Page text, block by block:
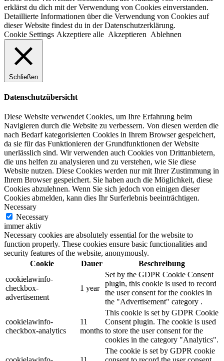
erklärst du dich mit der Verwendung von Cookies einverstanden.
Detaillierte Informationen über die Verwendung von Cookies auf
dieser Website findest du in der Datenschutzerklärung.
Cookie Settings Akzeptiere alle Akzeptieren Ablehnen
Schließen
Datenschutzübersicht
Diese Website verwendet Cookies, um Ihre Erfahrung beim
Navigieren durch die Website zu verbessern. Von diesen werden die
nach Bedarf kategorisierten Cookies in Ihrem Browser gespeichert,
da sie für das Funktionieren der Grundfunktionen der Website
unerlässlich sind. Wir verwenden auch Cookies von Drittanbietern,
die uns helfen zu analysieren und zu verstehen, wie Sie diese
Website nutzen. Diese Cookies werden nur mit Ihrer Zustimmung in
Ihrem Browser gespeichert. Sie haben auch die Möglichkeit, diese
Cookies abzulehnen. Wenn Sie sich jedoch von einigen dieser
Cookies abmelden, kann dies Ihr Surferlebnis beeinträchtigen.
Necessary
Necessary
immer aktiv
Necessary cookies are absolutely essential for the website to
function properly. These cookies ensure basic functionalities and
security features of the website, anonymously.
Cookie
Dauer
Beschreibung
cookielawinfo-
checkbox-
advertisement
1 year
Set by the GDPR Cookie Consent
plugin, this cookie is used to record
the user consent for the cookies in
the "Advertisement" category .
cookielawinfo-
checkbox-analytics
11
months
This cookie is set by GDPR Cookie
Consent plugin. The cookie is used
to store the user consent for the
cookies in the category "Analytics".
The cookie is set by GDPR cookie